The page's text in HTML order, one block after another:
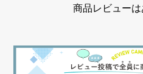
商品レビューは